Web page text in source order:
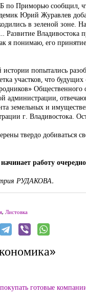
по Приморью сообщил,
Юрий Журавлев
в зеленой зоне.
Владивостока
я понимаю, его
попытались
участков, что
администрации,
земельных и
г. Владивостока.
твердо добиваться
работу
РУДАКОВА.
, Листовка
готовые